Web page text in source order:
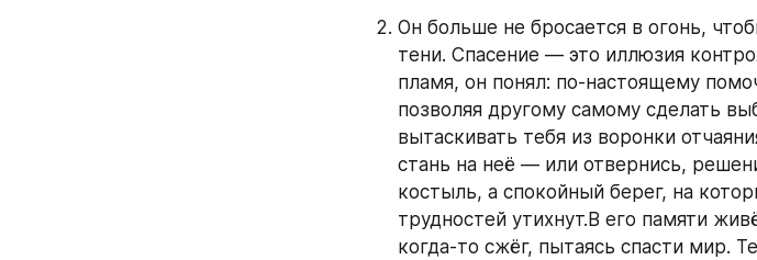
Он больше не бросается в огонь,
тени. Спасение — это иллюзия
пламя, он понял: по‑настоящему
позволяя другому самому сделать
вытаскивать тебя из воронки
стань на неё — или отвернись,
костыль, а спокойный берег, на
трудностей утихнут.В его памяти
когда‑то сжёг, пытаясь спасти мир.